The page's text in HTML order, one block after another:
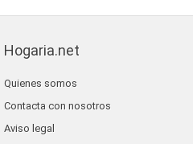
Hogaria.net
Quienes somos
Contacta con nosotros
Aviso legal